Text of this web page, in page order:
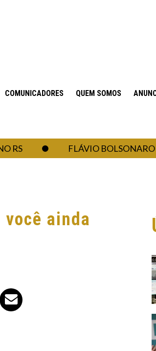
COMUNICADORES QUEM SOMOS
FLÁVIO BOLSONARO
ainda